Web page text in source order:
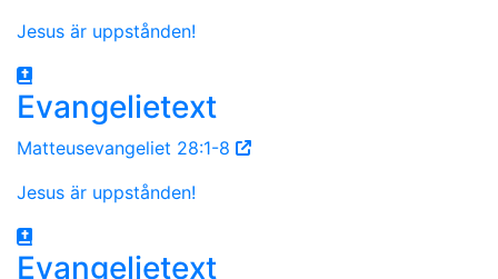
Jesus är uppstånden!
Evangelietext
Matteusevangeliet 28:1-8
Jesus är uppstånden!
Evangelietext